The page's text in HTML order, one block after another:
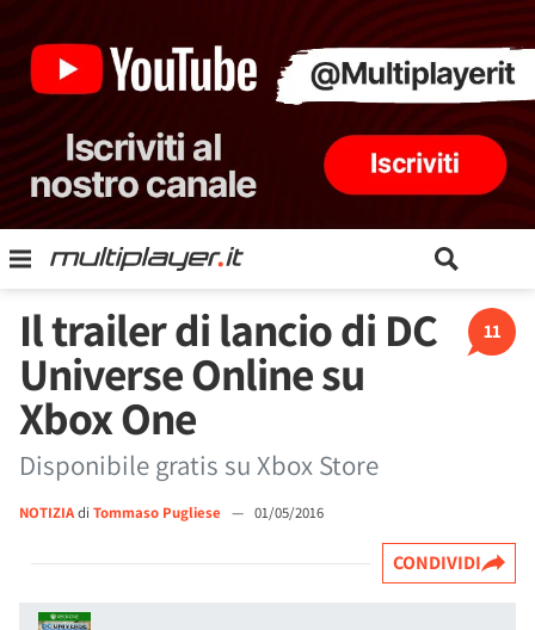
11
Il trailer di lancio di DC
Universe Online su
Xbox One
Disponibile gratis su Xbox Store
NOTIZIAdi Tommaso Pugliese — 01/05/2016
CONDIVIDI